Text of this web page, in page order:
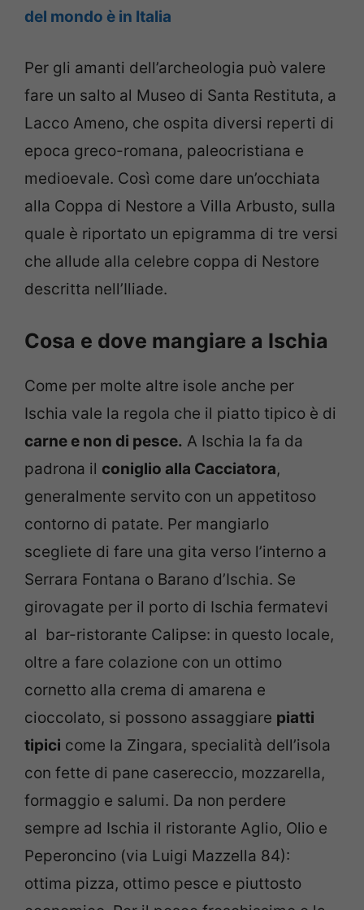
del mondo è in Italia
Per gli amanti dell’archeologia può valere
fare un salto al Museo di Santa Restituta, a
Lacco Ameno, che ospita diversi reperti di
epoca greco-romana, paleocristiana e
medioevale. Così come dare un’occhiata
alla Coppa di Nestore a Villa Arbusto, sulla
quale è riportato un epigramma di tre versi
che allude alla celebre coppa di Nestore
descritta nell’Iliade.
Cosa e dove mangiare a Ischia
Come per molte altre isole anche per
Ischia vale la regola che il piatto tipico è di
carne e non di pesce. A Ischia la fa da
padrona il coniglio alla Cacciatora,
generalmente servito con un appetitoso
contorno di patate. Per mangiarlo
scegliete di fare una gita verso l’interno a
Serrara Fontana o Barano d’Ischia. Se
girovagate per il porto di Ischia fermatevi
al bar-ristorante Calipse: in questo locale,
oltre a fare colazione con un ottimo
cornetto alla crema di amarena e
cioccolato, si possono assaggiare piatti
tipici come la Zingara, specialità dell’isola
con fette di pane casereccio, mozzarella,
formaggio e salumi. Da non perdere
sempre ad Ischia il ristorante Aglio, Olio e
Peperoncino (via Luigi Mazzella 84):
ottima pizza, ottimo pesce e piuttosto